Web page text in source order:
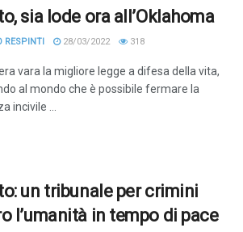
sia lode ora all’Oklahoma
RESPINTI 28/03/2022 318
vara la migliore legge a difesa della vita,
al mondo che è possibile fermare la
incivile ...
un tribunale per crimini
l’umanità in tempo di pace